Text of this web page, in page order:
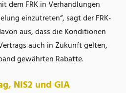
dem FRK in Verhandlungen
einzutreten“, sagt der FRK-
aus, dass die Konditionen
auch in Zukunft gelten,
gewährten Rabatte.
NIS2 und GIA